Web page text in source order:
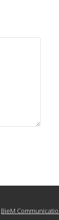
BieM